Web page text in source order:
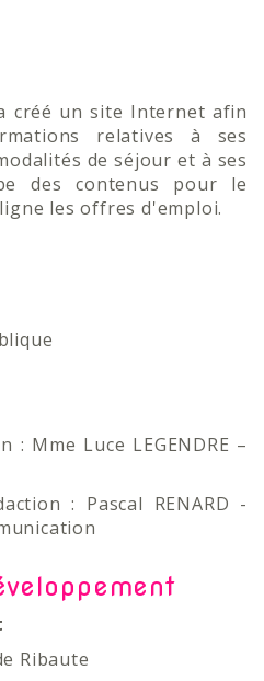
créé un site Internet afin
relatives à ses
de séjour et à ses
des contenus pour le
les offres d'emploi.
Mme Luce LEGENDRE –
: Pascal RENARD -
Ribaute